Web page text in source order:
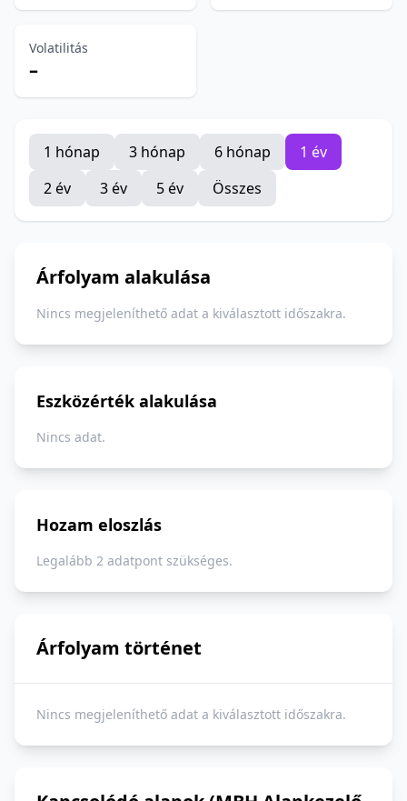
Volatilitás
–
1 hónap 3 hónap 6 hónap
1 év
2 év
3 év 5 év Összes
Árfolyam alakulása
Nincs megjeleníthető adat a kiválasztott időszakra.
Eszközérték alakulása
Nincs adat.
Hozam eloszlás
Legalább 2 adatpont szükséges.
Árfolyam történet
Nincs megjeleníthető adat a kiválasztott időszakra.